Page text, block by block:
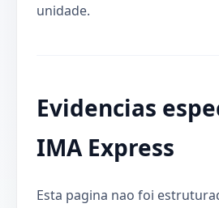
unidade.
Evidencias
IMA Express
Esta pagina nao foi